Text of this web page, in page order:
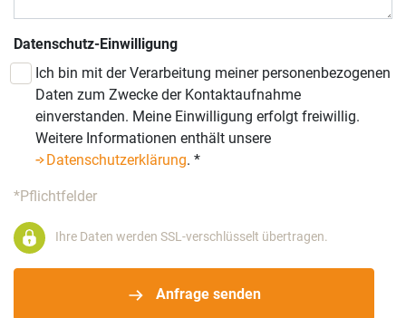
Datenschutz-Einwilligung
Ich bin mit der Verarbeitung meiner personenbezogenen
Daten zum Zwecke der Kontaktaufnahme
einverstanden. Meine Einwilligung erfolgt freiwillig.
Weitere Informationen enthält unsere
Datenschutzerklärung. *
*Pflichtfelder
Anfrage senden
Ihre Daten werden SSL-verschlüsselt übertragen.